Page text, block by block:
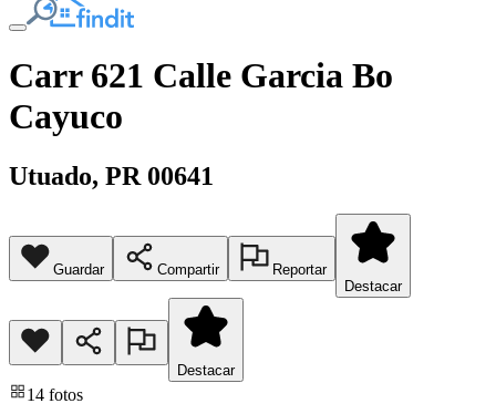
Carr 621 Calle Garcia Bo
Cayuco
Utuado, PR 00641
Guardar Compartir
Reportar
Destacar
Destacar
14 fotos